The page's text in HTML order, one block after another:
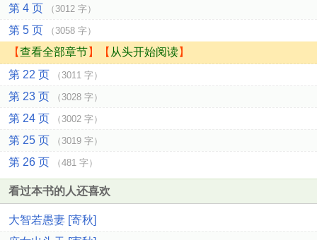
第 4 页 （3012 字）
第 5 页 （3058 字）
【查看全部章节】【 从头开始阅读】
第 22 页
（3011 字）
第 23 页 （3028 字）
第 24 页 （3002 字）
第 25 页 （3019 字）
第 26 页 （481 字）
看过本书的人还喜欢
大智若愚妻 [寄秋]